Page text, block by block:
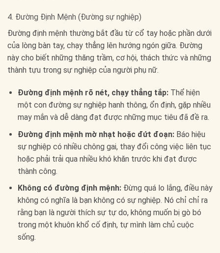
4. Đường Định Mệnh (Đường sự nghiệp)
Đường định mệnh thường bắt đầu từ cổ tay hoặc phần dưới
của lòng bàn tay, chạy thẳng lên hướng ngón giữa. Đường
này cho biết những thăng trầm, cơ hội, thách thức và những
thành tựu trong sự nghiệp của người phụ nữ.
Đường định mệnh rõ nét, chạy thẳng tắp:Thể hiện
một con đường sự nghiệp hanh thông, ổn định, gặp nhiều
may mắn và dễ dàng đạt được những mục tiêu đã đề ra.
Đường định mệnh mờ nhạt hoặc đứt đoạn:Báo hiệu
sự nghiệp có nhiều chông gai, thay đổi công việc liên tục
hoặc phải trải qua nhiều khó khăn trước khi đạt được
thành công.
Không có đường định mệnh:Đừng quá lo lắng, điều này
không có nghĩa là bạn không có sự nghiệp. Nó chỉ chỉ ra
rằng bạn là người thích sự tự do, không muốn bị gò bó
trong một khuôn khổ cố định, tự mình làm chủ cuộc
sống.